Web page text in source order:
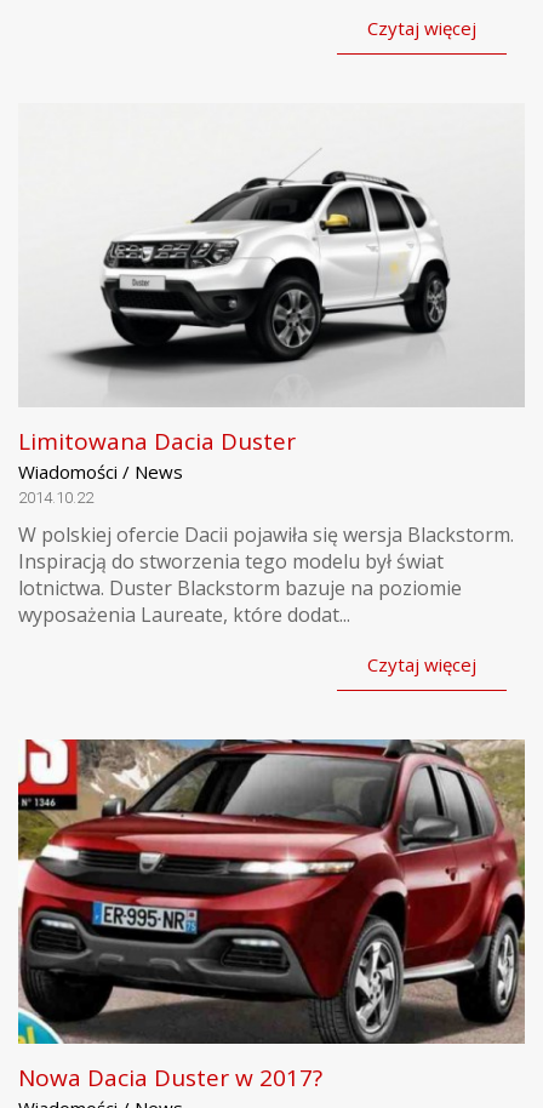
Czytaj więcej
Limitowana Dacia Duster
Wiadomości / News
2014.10.22
W polskiej ofercie Dacii pojawiła się wersja Blackstorm.
Inspiracją do stworzenia tego modelu był świat
lotnictwa. Duster Blackstorm bazuje na poziomie
wyposażenia Laureate, które dodat...
Czytaj więcej
Nowa Dacia Duster w 2017?